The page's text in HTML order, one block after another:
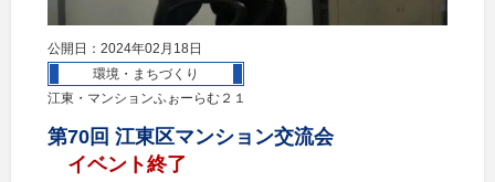
公開日：2024年02月18日
環境・まちづくり
江東・マンションふぉーらむ２１
第70回 江東区マンション交流会
イベント終了